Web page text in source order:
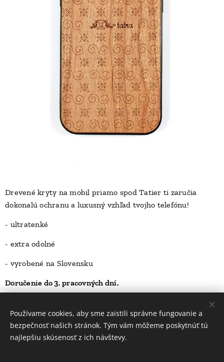
Drevené kryty na mobil priamo spod Tatier ti zaručia
dokonalú ochranu a luxusný vzhľad tvojho telefónu!
- ultratenké
- extra odolné
- vyrobené na Slovensku
Doručenie do 3. pracovných dní.
23,00Kč
Používame cookies, aby sme zaistili správne fungovanie a
bezpečnosť našich stránok. Tým vám môžeme poskytnúť tú
najlepšiu skúsenosť z ich návštevy.